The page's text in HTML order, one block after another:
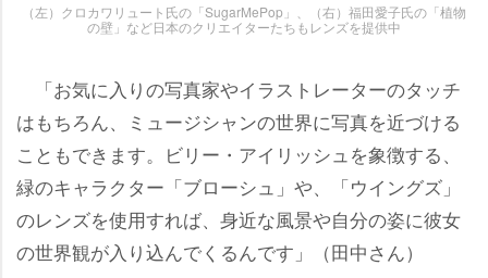
（左）クロカワリュート氏の「SugarMePop」、（右）福田愛子氏の「植物
の壁」など日本のクリエイターたちもレンズを提供中
「お気に入りの写真家やイラストレーターのタッチ
はもちろん、ミュージシャンの世界に写真を近づける
こともできます。ビリー・アイリッシュを象徴する、
緑のキャラクター「ブローシュ」や、「ウイングズ」
のレンズを使用すれば、身近な風景や自分の姿に彼女
の世界観が入り込んでくるんです」（田中さん）